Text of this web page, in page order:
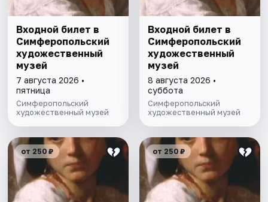
Входной билет в
Симферопольский
художественный
музей
7 августа 2026 •
пятница
Симферопольский
художественный музей
Входной билет в
Симферопольский
художественный
музей
8 августа 2026 •
суббота
Симферопольский
художественный музей
от 250 ₽ от 250 ₽